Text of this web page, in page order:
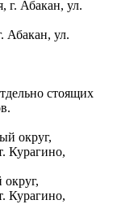
Абакан, ул.
стоящих
Курагино,